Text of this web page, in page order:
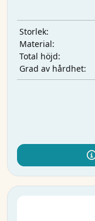
Storlek:
Material:
Total höjd:
Grad av hårdhet: